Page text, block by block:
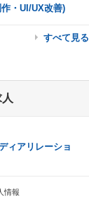
・UI/UX改善)
すべて見る
ィアリレーショ
情報